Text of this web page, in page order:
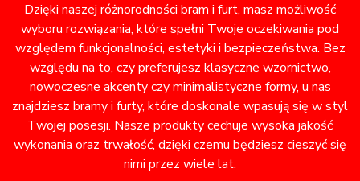
Dzięki naszej różnorodności bram i furt, masz możliwość
wyboru rozwiązania, które spełni Twoje oczekiwania pod
względem funkcjonalności, estetyki i bezpieczeństwa. Bez
względu na to, czy preferujesz klasyczne wzornictwo,
nowoczesne akcenty czy minimalistyczne formy, u nas
znajdziesz bramy i furty, które doskonale wpasują się w styl
Twojej posesji. Nasze produkty cechuje wysoka jakość
wykonania oraz trwałość, dzięki czemu będziesz cieszyć się
nimi przez wiele lat.